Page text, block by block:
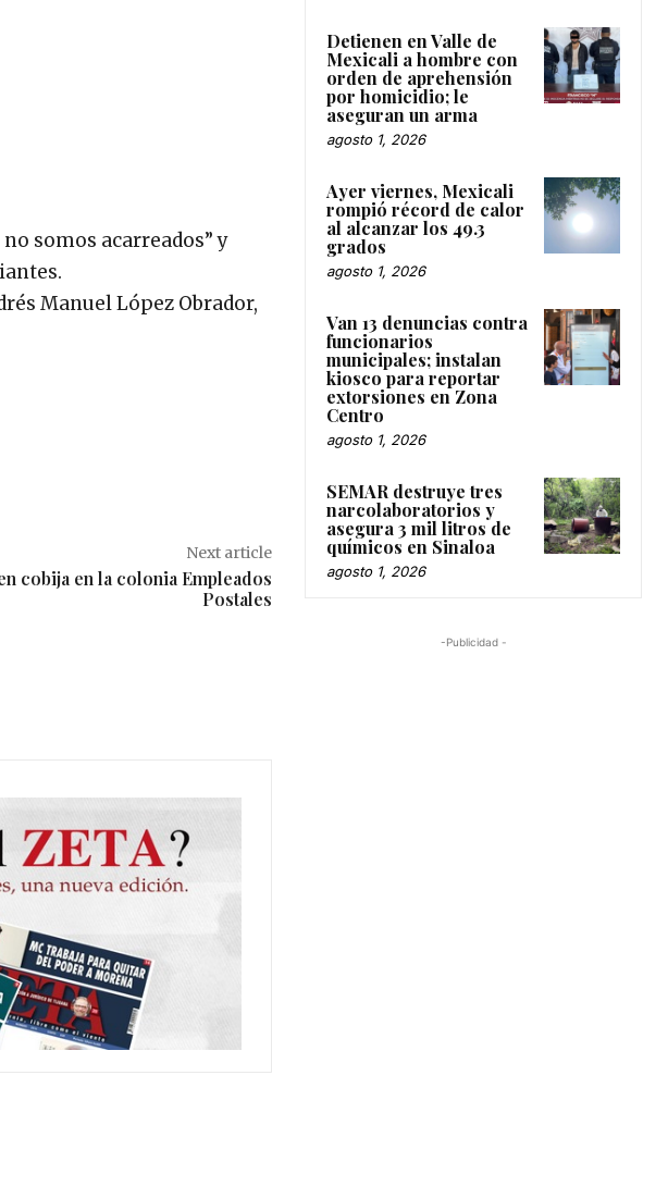
somos acarreados” y
Manuel López Obrador,
Next article
cobija en la colonia Empleados
Postales
Detienen en Valle de
Mexicali a hombre con
orden de aprehensión
por homicidio; le
aseguran un arma
agosto 1, 2026
Ayer viernes, Mexicali
rompió récord de calor
al alcanzar los 49.3
grados
agosto 1, 2026
Van 13 denuncias contra
funcionarios
municipales; instalan
kiosco para reportar
extorsiones en Zona
Centro
agosto 1, 2026
SEMAR destruye tres
narcolaboratorios y
asegura 3 mil litros de
químicos en Sinaloa
agosto 1, 2026
-Publicidad -